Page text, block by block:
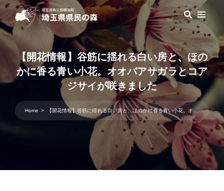
【開花情報】谷筋に揺れる白い房と、ほの
かに香る青い小花。オオバアサガラとコア
ジサイが咲きました
Home